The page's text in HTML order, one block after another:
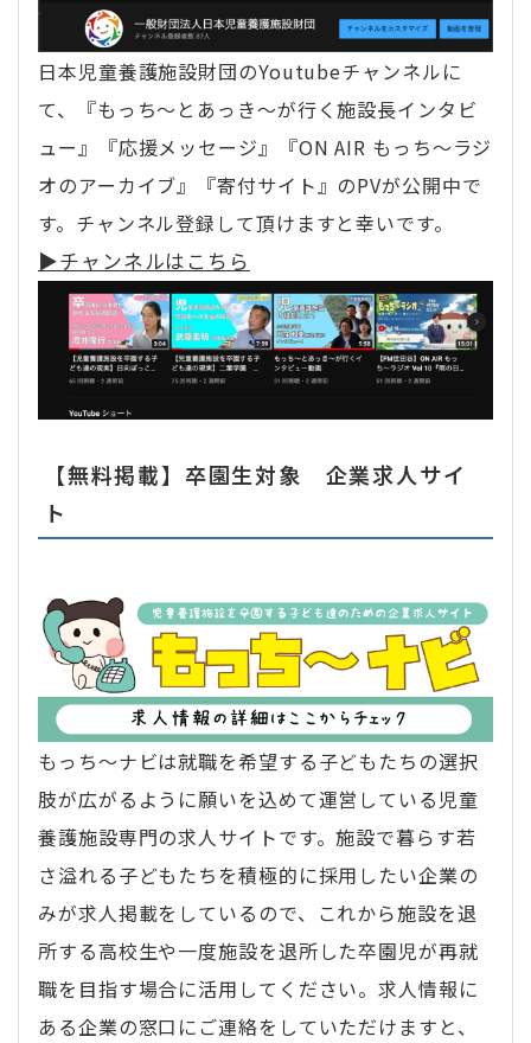
日本児童養護施設財団のYoutubeチャンネルに
て、『もっち〜とあっき〜が行く施設長インタビ
ュー』『応援メッセージ』『ON AIR もっち〜ラジ
オのアーカイブ』『寄付サイト』のPVが公開中で
す。チャンネル登録して頂けますと幸いです。
▶︎チャンネルはこちら
【無料掲載】卒園生対象 企業求人サイ
ト
もっち〜ナビは就職を希望する子どもたちの選択
肢が広がるように願いを込めて運営している児童
養護施設専門の求人サイトです。施設で暮らす若
さ溢れる子どもたちを積極的に採用したい企業の
みが求人掲載をしているので、これから施設を退
所する高校生や一度施設を退所した卒園児が再就
職を目指す場合に活用してください。求人情報に
ある企業の窓口にご連絡をしていただけますと、